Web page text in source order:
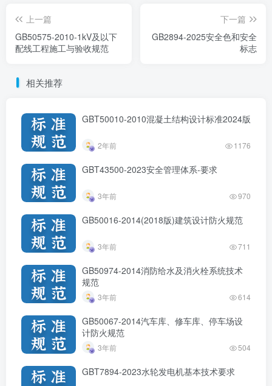
上一篇
GB50575-2010-1kV及以下
配线工程施工与验收规范
下一篇
GB2894-2025安全色和安全
标志
相关推荐
GBT50010-2010混凝土结构设计标准2024版
2年前 1176
GBT43500-2023安全管理体系-要求
3年前 970
GB50016-2014(2018版)建筑设计防火规范
3年前 711
GB50974-2014消防给水及消火栓系统技术
规范
3年前 614
GB50067-2014汽车库、修车库、停车场设
计防火规范
3年前 504
GBT7894-2023水轮发电机基本技术要求